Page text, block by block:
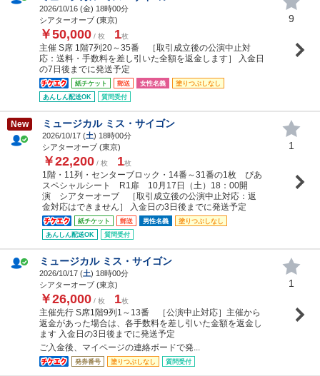
2026/10/16 (金) 18時00分
シアターオーブ (東京)
￥50,000 / 枚 1枚
主催 S席 1階7列20～35番 ［取引成立後の公演中止対
応：送料・手数料を差し引いた全額を返金します］ 入金日
の7日後までに発送予定
紙チケット 郵送 女性名義
塗りつぶしなし
あんしん配送OK
質問受付
9
New ミュージカル ミス・サイゴン
2026/10/17 (土) 18時00分
シアターオーブ (東京)
￥22,200 / 枚 1枚
1階・11列・センターブロック・14番～31番の1枚 ぴあ
スペシャルシート R1扉 10月17日（土）18：00開
演 シアターオーブ ［取引成立後の公演中止対応：返
金対応はできません］ 入金日の3日後までに発送予定
紙チケット 郵送 男性名義
塗りつぶしなし
あんしん配送OK
質問受付
1
ミュージカル ミス・サイゴン
2026/10/17 (土) 18時00分
シアターオーブ (東京)
￥26,000 / 枚 1枚
主催先行 S席1階9列1～13番 ［公演中止対応］主催から
返金があった場合は、各手数料を差し引いた金額を返金し
ます 入金日の3日後までに発送予定
ご入金後、マイページの連絡ボードで発...
発券番号 塗りつぶしなし 質問受付
1